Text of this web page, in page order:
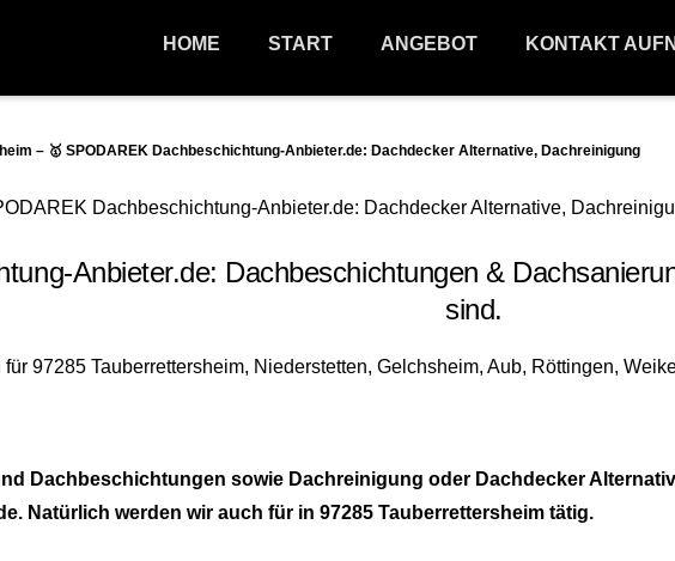
HOME START ANGEBOT KONTAKT
– 🥇 SPODAREK Dachbeschichtung-Anbieter.de: Dachdecker Alternative, Dachreinigung
Anbieter.de: Dachbeschichtungen &
sind.
Dachbeschichtungen sowie Dachreinigung oder Dachdecker
Natürlich werden wir auch für in 97285 Tauberrettersheim tätig.